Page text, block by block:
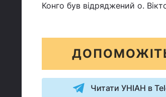
Конго був відряджений о.
Читати УНІАН в